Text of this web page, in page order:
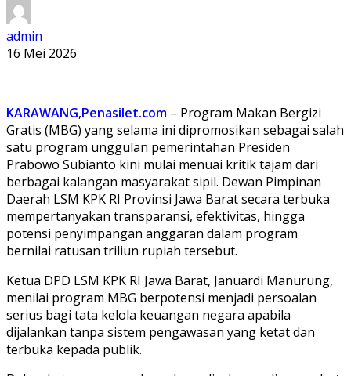
admin
16 Mei 2026
KARAWANG,Penasilet.com – Program Makan Bergizi
Gratis (MBG) yang selama ini dipromosikan sebagai salah
satu program unggulan pemerintahan Presiden
Prabowo Subianto kini mulai menuai kritik tajam dari
berbagai kalangan masyarakat sipil. Dewan Pimpinan
Daerah LSM KPK RI Provinsi Jawa Barat secara terbuka
mempertanyakan transparansi, efektivitas, hingga
potensi penyimpangan anggaran dalam program
bernilai ratusan triliun rupiah tersebut.
Ketua DPD LSM KPK RI Jawa Barat, Januardi Manurung,
menilai program MBG berpotensi menjadi persoalan
serius bagi tata kelola keuangan negara apabila
dijalankan tanpa sistem pengawasan yang ketat dan
terbuka kepada publik.